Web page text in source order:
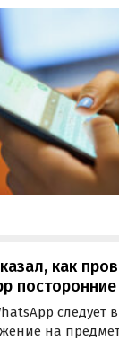
требовало
как
посторонние
следует
на